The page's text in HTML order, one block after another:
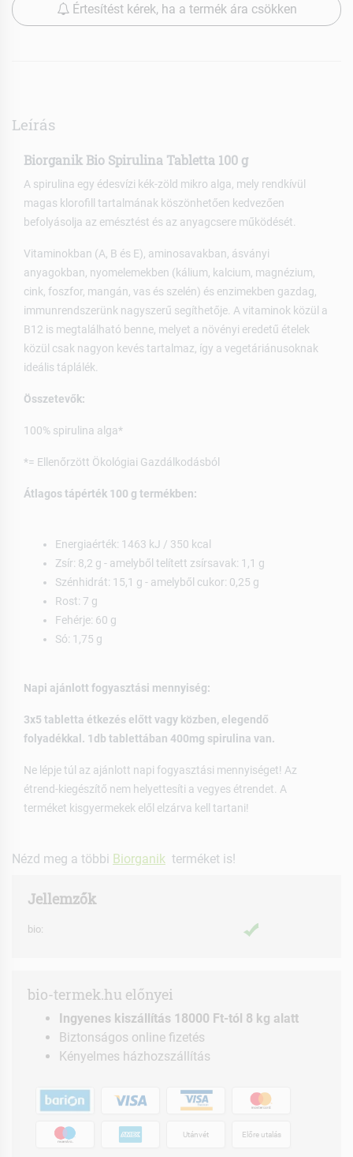
Értesítést kérek, ha a termék ára csökken
Leírás
Biorganik Bio Spirulina Tabletta 100 g
A spirulina egy édesvízi kék-zöld mikro alga, mely rendkívül
magas klorofill tartalmának köszönhetően kedvezően
befolyásolja az emésztést és az anyagcsere működését.
Vitaminokban (A, B és E), aminosavakban, ásványi
anyagokban, nyomelemekben (kálium, kalcium, magnézium,
cink, foszfor, mangán, vas és szelén) és enzimekben gazdag,
immunrendszerünk nagyszerű segíthetője. A vitaminok közül a
B12 is megtalálható benne, melyet a növényi eredetű ételek
közül csak nagyon kevés tartalmaz, így a vegetáriánusoknak
ideális táplálék.
Összetevők:
100% spirulina alga*
*= Ellenőrzött Ökológiai Gazdálkodásból
Átlagos tápérték 100 g termékben:
Energiaérték: 1463 kJ / 350 kcal
Zsír: 8,2 g - amelyből telített zsírsavak: 1,1 g
Szénhidrát: 15,1 g - amelyből cukor: 0,25 g
Rost: 7 g
Fehérje: 60 g
Só: 1,75 g
Napi ajánlott fogyasztási mennyiség:
3x5 tabletta étkezés előtt vagy közben, elegendő
folyadékkal. 1db tablettában 400mg spirulina van.
Ne lépje túl az ajánlott napi fogyasztási mennyiséget! Az
étrend-kiegészítő nem helyettesíti a vegyes étrendet. A
terméket kisgyermekek elől elzárva kell tartani!
Nézd meg a többi Biorganik terméket is!
Jellemzők
bio:
bio-termek.hu előnyei
Ingyenes kiszállítás 18000 Ft-tól 8 kg alatt
Biztonságos online fizetés
Kényelmes házhozszállítás
Utánvét Előre utalás